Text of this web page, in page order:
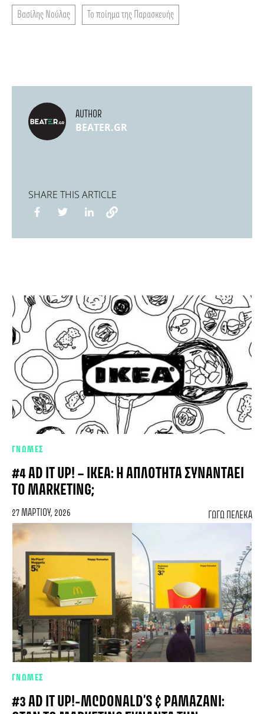
Βασίλης Νούλας Το ποίημα της Παρασκευής
AUTHOR
BEATER.GR
SHARE THIS ARTICLE
ΓΝΩΜΕΣ
#4 AD IT UP! – ΙΚΕΑ: Η ΑΠΛΌΤΗΤΑ ΣΥΝΑΝΤΆΕΙ
ΤΟ MARKETING;
27 ΜΑΡΤΊΟΥ, 2026 ΓΩΓΩ ΠΕΛΈΚΑ
ΓΝΩΜΕΣ
#3 AD IT UP!-MCDONALD’S & ΡΑΜΑΖΆΝΙ: